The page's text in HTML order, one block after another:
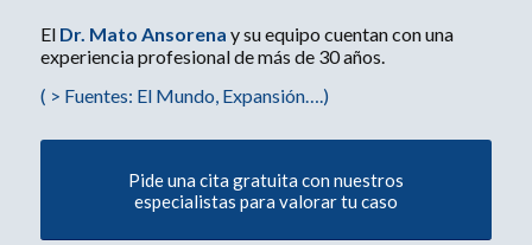
El Dr. Mato Ansorena y su equipo cuentan con una
experiencia profesional de más de 30 años.
( > Fuentes: El Mundo, Expansión….)
Pide una cita gratuita con nuestros
especialistas para valorar tu caso